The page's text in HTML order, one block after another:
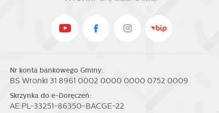
Nr konta bankowego Gminy:
BS Wronki 31 8961 0002 0000 0000 0752 0009
Skrzynka do e-Doręczeń:
AE:PL-33251-86350-BACGE-22